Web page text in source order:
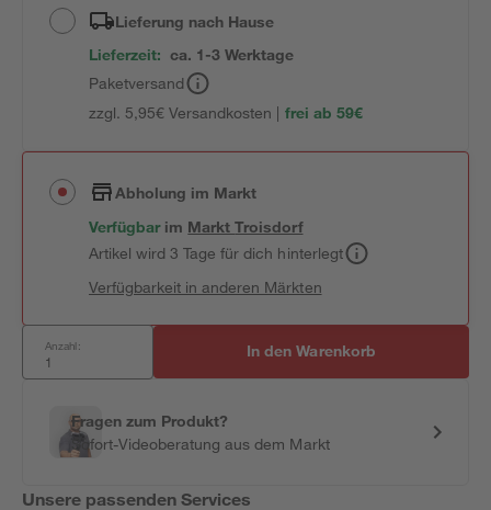
Lieferung nach Hause
Lieferzeit: ca. 1-3 Werktage
Paketversand
zzgl. 5,95€ Versandkosten | frei ab 59€
Abholung im Markt
Verfügbar im MarktTroisdorf
Artikel wird 3 Tage für dich hinterlegt
Verfügbarkeit in anderen Märkten
Anzahl: In den Warenkorb
Fragen zum Produkt?
Sofort-Videoberatung aus dem Markt
Unsere passenden Services